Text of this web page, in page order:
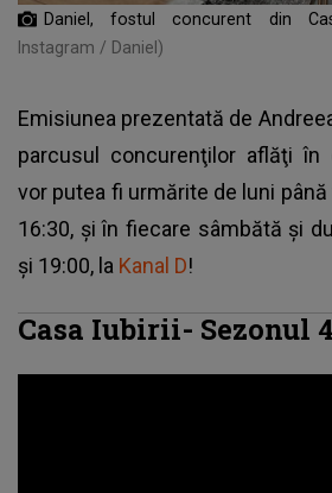
Daniel, fostul concurent din
Instagram / Daniel)
Emisiunea prezentată de
parcusul concurenţilor aflăţi în
vor putea fi urmărite de luni până
16:30, şi în fiecare sâmbătă şi
şi 19:00, la Kanal D!
Casa Iubirii- Sezonul 4